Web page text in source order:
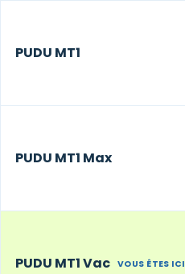
PUDU MT1
PUDU MT1 Max
PUDU MT1 Vac VOUS ÊTES ICI